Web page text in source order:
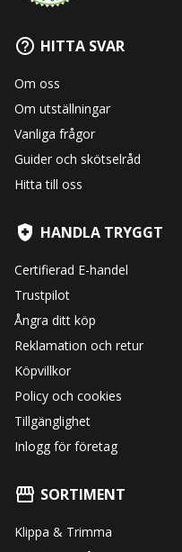
HITTA SVAR
Om oss
Om utställningar
Vanliga frågor
Guider och skötselråd
Hitta till oss
HANDLA TRYGGT
Certifierad E-handel
Trustpilot
Ångra ditt köp
Reklamation och retur
Köpvillkor
Policy och cookies
Tillgänglighet
Inlogg för företag
SORTIMENT
Klippa & Trimma